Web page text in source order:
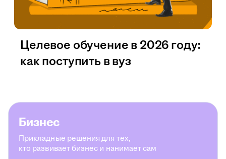
Целевое обучение в 2026 году:
как поступить в вуз
Бизнес
Прикладные решения для тех,
кто развивает бизнес и нанимает сам